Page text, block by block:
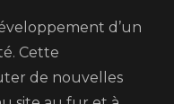
d’un
Cette
de nouvelles